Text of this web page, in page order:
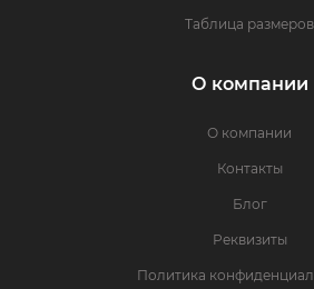
Таблица размеров
О компании
О компании
Контакты
Блог
Реквизиты
Политика